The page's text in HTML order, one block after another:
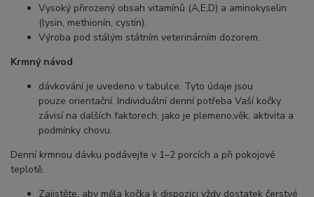
Vysoký přirozený obsah vitamínů (A,E,D) a aminokyselin
(lysin, methionín, cystín).
Výroba pod stálým státním veterinárním dozorem.
Krmný návod
dávkování je uvedeno v tabulce. Tyto údaje jsou
pouze orientační. Individuální denní potřeba Vaší kočky
závisí na dalších faktorech, jako je plemeno,věk, aktivita a
podmínky chovu.
Denní krmnou dávku podávejte v 1–2 porcích a při pokojové
teplotě.
Zajistěte, aby měla kočka k dispozici vždy dostatek čerstvé